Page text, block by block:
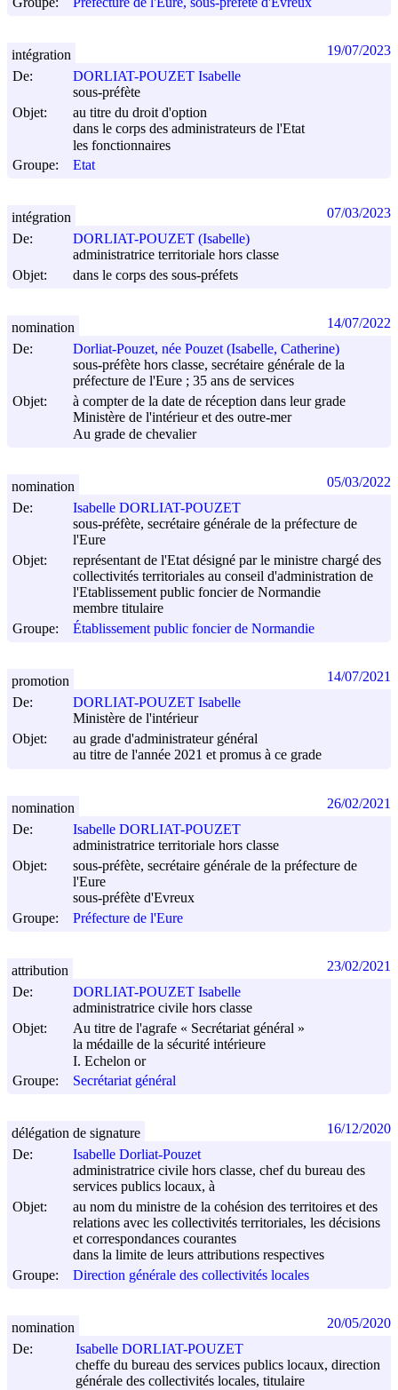
De:
DORLIAT-POUZET Isabelle
sous-préfète
Objet:
au titre du droit d'option
dans le corps des administrateurs de l'Etat
les fonctionnaires
Groupe:
Etat
intégration 19/07/2023
De:
DORLIAT-POUZET (Isabelle)
administratrice territoriale hors classe
Objet:
dans le corps des sous-préfets
intégration 07/03/2023
De:
Dorliat-Pouzet, née Pouzet (Isabelle, Catherine)
sous-préfète hors classe, secrétaire générale de la
préfecture de l'Eure ; 35 ans de services
Objet:
à compter de la date de réception dans leur grade
Ministère de l'intérieur et des outre-mer
Au grade de chevalier
nomination 14/07/2022
De:
Isabelle DORLIAT-POUZET
sous-préfète, secrétaire générale de la préfecture de
l'Eure
Objet:
représentant de l'Etat désigné par le ministre chargé des
collectivités territoriales au conseil d'administration de
l'Etablissement public foncier de Normandie
membre titulaire
Groupe:
Établissement public foncier de Normandie
nomination 05/03/2022
De:
DORLIAT-POUZET Isabelle
Ministère de l'intérieur
Objet:
au grade d'administrateur général
au titre de l'année 2021 et promus à ce grade
promotion 14/07/2021
De:
Isabelle DORLIAT-POUZET
administratrice territoriale hors classe
Objet:
sous-préfète, secrétaire générale de la préfecture de
l'Eure
sous-préfète d'Evreux
Groupe:
Préfecture de l'Eure
nomination 26/02/2021
De:
DORLIAT-POUZET Isabelle
administratrice civile hors classe
Objet:
Au titre de l'agrafe « Secrétariat général »
la médaille de la sécurité intérieure
I. Echelon or
Groupe:
Secrétariat général
attribution 23/02/2021
De:
Isabelle Dorliat-Pouzet
administratrice civile hors classe, chef du bureau des
services publics locaux, à
Objet:
au nom du ministre de la cohésion des territoires et des
relations avec les collectivités territoriales, les décisions
et correspondances courantes
dans la limite de leurs attributions respectives
Groupe:
Direction générale des collectivités locales
délégation de signature 16/12/2020
De:
Isabelle DORLIAT-POUZET
cheffe du bureau des services publics locaux, direction
générale des collectivités locales, titulaire
nomination 20/05/2020